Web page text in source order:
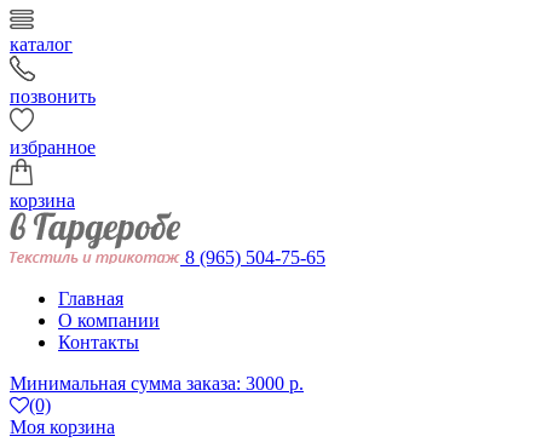
каталог
позвонить
избранное
корзина
8 (965) 504-75-65
Главная
О компании
Контакты
Минимальная сумма заказа: 3000 р.
(0)
Моя корзина